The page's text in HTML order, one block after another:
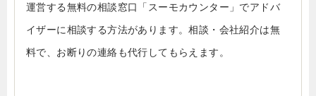
運営する無料の相談窓口「スーモカウンター」でアドバ
イザーに相談する方法があります。相談・会社紹介は無
料で、お断りの連絡も代行してもらえます。